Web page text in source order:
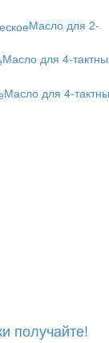
Масло для 2-
Масло для 4-
Масло для 4-
получайте!